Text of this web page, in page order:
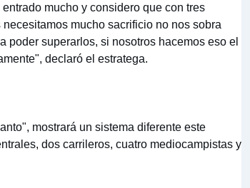
mucho y considero que con tres
mucho sacrificio no nos sobra
poder superarlos, si nosotros hacemos eso el
declaró el estratega.
mostrará un sistema diferente este
dos carrileros, cuatro mediocampistas y